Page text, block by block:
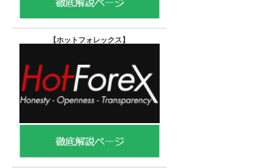
【ホットフォレックス】